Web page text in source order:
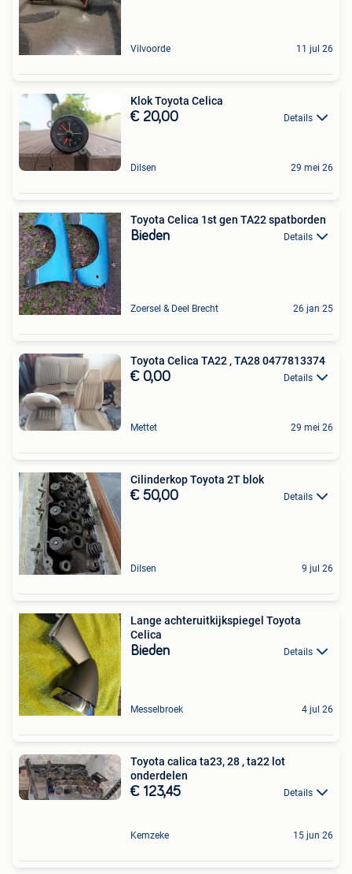
Vilvoorde 11 jul 26
Klok Toyota Celica
€ 20,00 Details
Dilsen 29 mei 26
Toyota Celica 1st gen TA22 spatborden
Bieden Details
Zoersel & Deel Brecht 26 jan 25
Toyota Celica TA22 , TA28 0477813374
€ 0,00 Details
Mettet 29 mei 26
Cilinderkop Toyota 2T blok
€ 50,00 Details
Dilsen 9 jul 26
Lange achteruitkijkspiegel Toyota
Celica
Bieden Details
Messelbroek 4 jul 26
Toyota calica ta23, 28 , ta22 lot
onderdelen
€ 123,45 Details
Kemzeke 15 jun 26